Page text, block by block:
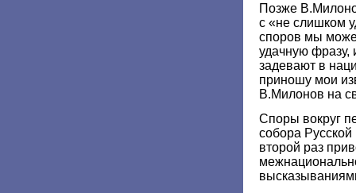
Позже
с «не слишком
споров мы
удачную фразу,
задевают в
приношу мои
В.Милонов на
Споры вокруг
собора
второй раз